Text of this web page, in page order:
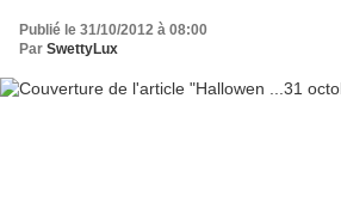
Publié le 31/10/2012 à 08:00
Par SwettyLux